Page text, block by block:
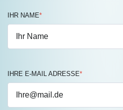
IHR NAME*
IHRE E-MAIL ADRESSE*